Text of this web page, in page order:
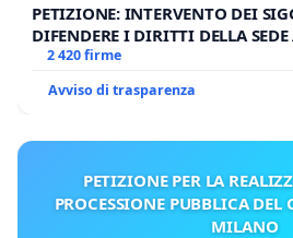
PETIZIONE: INTERVENTO DEI
DIFENDERE I DIRITTI DELLA
UDG)
2 420 firme
Avviso di trasparenza
PETIZIONE PER LA
PROCESSIONE PUBBLICA
MILANO